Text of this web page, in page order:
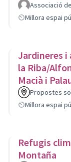
Associació
Millora espai
Jardineres i
la Riba/Alfons IV i Foment
Macià i
Propostes
Millora espai
Refugis
Montaña